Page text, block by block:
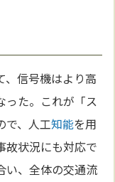
、信号機はより高
った。これが「ス
で、人工知能を用
故状況にも対応で
い、全体の交通流